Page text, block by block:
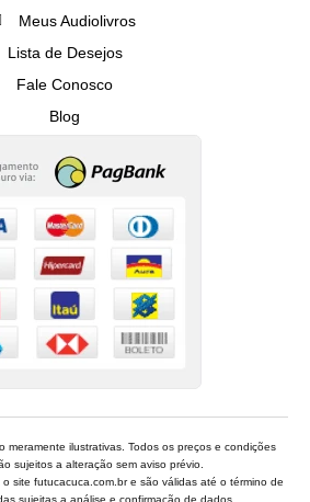
Meus Audiolivros
Lista de Desejos
Fale Conosco
Blog
meramente ilustrativas. Todos os preços e condições
sujeitos a alteração sem aviso prévio.
site futucacuca.com.br e são válidas até o término de
sujeitas a análise e confirmação de dados.